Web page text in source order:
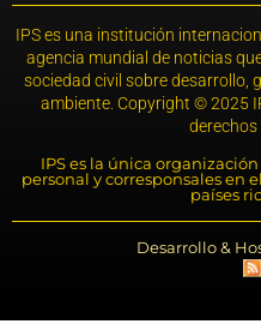
IPS es una institución
agencia mundial de noticias
sociedad civil sobre desarrollo,
ambiente. Copyright © 2025
derechos
IPS es la única
personal y corresponsales en
países
Desarrollo &